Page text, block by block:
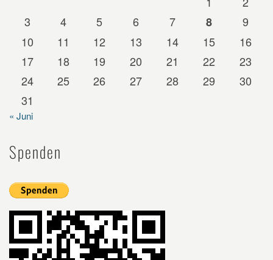
3
4 5 6 7 8
9
10
11 12 13 14 15
16
17
18 19 20 21 22
23
24
25 26 27 28 29
30
31
« Juni
Spenden